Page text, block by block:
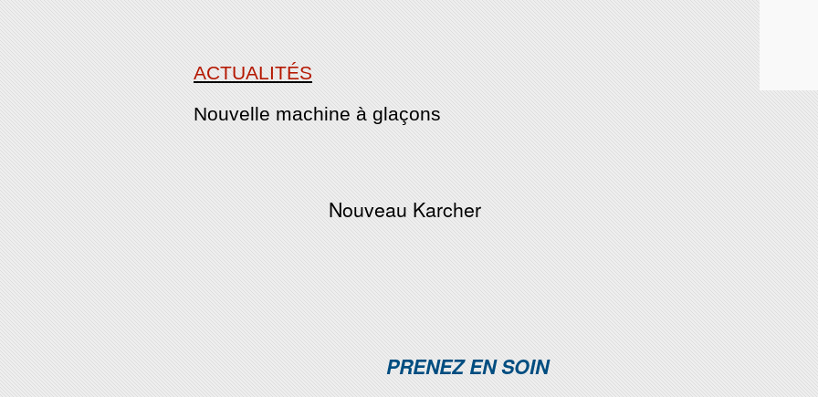
ACTUALITÉS
Nouvelle machine à glaçons
Nouveau Karcher
PRENEZ EN SOIN